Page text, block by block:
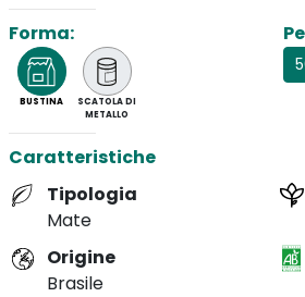
Forma:
BUSTINA
SCATOLA DI
METALLO
Caratteristiche
Tipologia
Mate
Origine
Brasile